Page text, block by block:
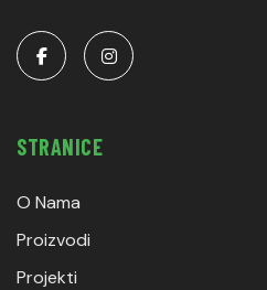
STRANICE
O Nama
Proizvodi
Projekti